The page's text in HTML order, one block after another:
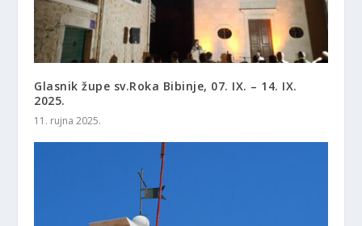
Glasnik župe sv.Roka Bibinje, 07. IX. – 14. IX.
2025.
11. rujna 2025.